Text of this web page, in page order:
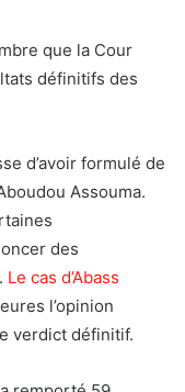
que la Cour
définitifs des
d’avoir formulé de
Assouma.
des
Le cas d’Abass
l’opinion
verdict définitif.